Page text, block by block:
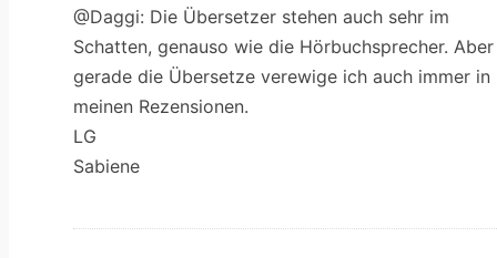
@Daggi: Die Übersetzer stehen auch sehr im
Schatten, genauso wie die Hörbuchsprecher. Aber
gerade die Übersetze verewige ich auch immer in
meinen Rezensionen.
LG
Sabiene